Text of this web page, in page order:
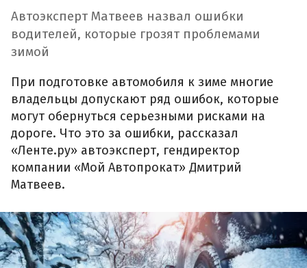
Автоэксперт Матвеев назвал ошибки
водителей, которые грозят проблемами
зимой
При подготовке автомобиля к зиме многие
владельцы допускают ряд ошибок, которые
могут обернуться серьезными рисками на
дороге. Что это за ошибки, рассказал
«Ленте.ру» автоэксперт, гендиректор
компании «Мой Автопрокат» Дмитрий
Матвеев.